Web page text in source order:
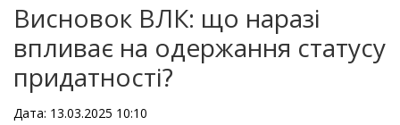
Висновок ВЛК: що наразі
впливає на одержання статусу
придатності?
Дата: 13.03.2025 10:10